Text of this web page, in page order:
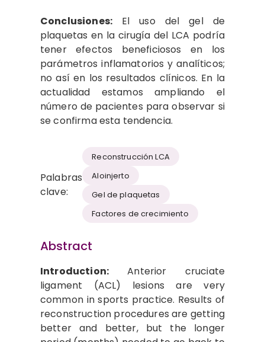
Conclusiones:El uso del gel de
plaquetas en la cirugía del LCA podría
tener efectos beneficiosos en los
parámetros inflamatorios y analíticos;
no así en los resultados clínicos. En la
actualidad estamos ampliando el
número de pacientes para observar si
se confirma esta tendencia.
Palabras
clave:
Reconstrucción LCA
Aloinjerto
Gel de plaquetas
Factores de crecimiento
Abstract
Introduction:Anterior cruciate
ligament (ACL) lesions are very
common in sports practice. Results of
reconstruction procedures are getting
better and better, but the longer